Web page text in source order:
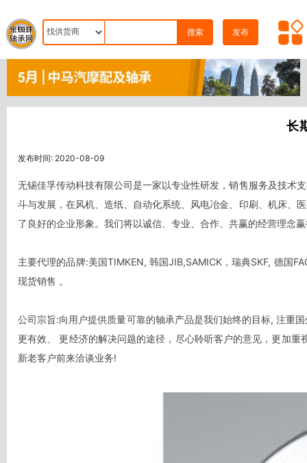
搜索 发布
长
发布时间: 2020-08-09
无锡佳孚传动科技有限公司是一家以专业性研发，销售服务及技术
斗与发展，在风机、造纸、自动化系统、风电冶金、印刷、机床、
了良好的企业形象。我们将以诚信、专业、合作、共赢的经营理念
主要代理的品牌:美国TIMKEN, 韩国JIB,SAMICK，瑞典SKF, 德国
现货销售 。
公司宗旨:向用户提供质量可靠的轴承产品是我们始终的目标, 注重
更有效、 更经济的解决问题的途径，尽心聆听客户的意见，更加